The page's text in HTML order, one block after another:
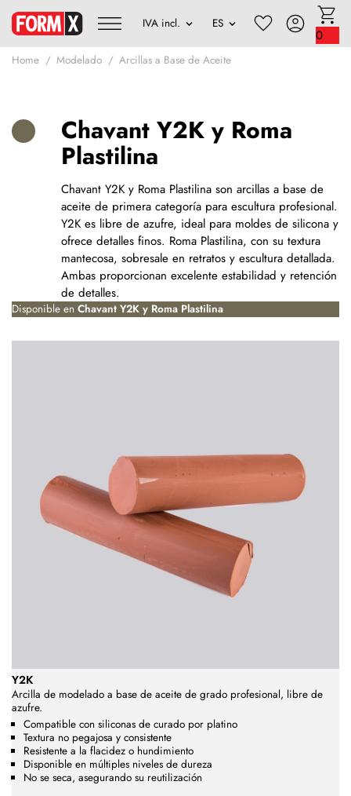
0
Home Modelado Arcillas a Base de Aceite
Chavant Y2K y Roma
Plastilina
Chavant Y2K y Roma Plastilina son arcillas a base de
aceite de primera categoría para escultura profesional.
Y2K es libre de azufre, ideal para moldes de silicona y
ofrece detalles finos. Roma Plastilina, con su textura
mantecosa, sobresale en retratos y escultura detallada.
Ambas proporcionan excelente estabilidad y retención
de detalles.
Disponible en Chavant Y2K y Roma Plastilina
Y2K
Arcilla de modelado a base de aceite de grado profesional, libre de
azufre.
Compatible con siliconas de curado por platino
Textura no pegajosa y consistente
Resistente a la flacidez o hundimiento
Disponible en múltiples niveles de dureza
No se seca, asegurando su reutilización